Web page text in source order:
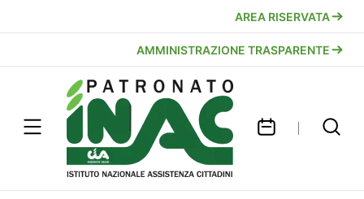
AREA RISERVATA
AMMINISTRAZIONE TRASPARENTE